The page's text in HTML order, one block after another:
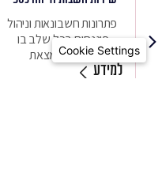
פתרונות חשבונאות וניהול
פיננסים בכל שלב בו
החברה נמצאת
למידע
Cookie Settings